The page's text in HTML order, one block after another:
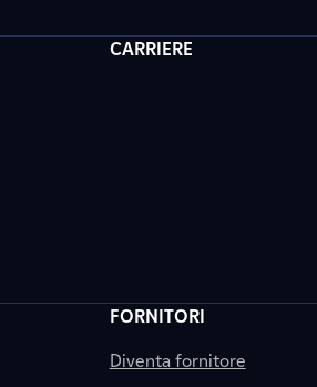
CARRIERE
FORNITORI
Diventa fornitore